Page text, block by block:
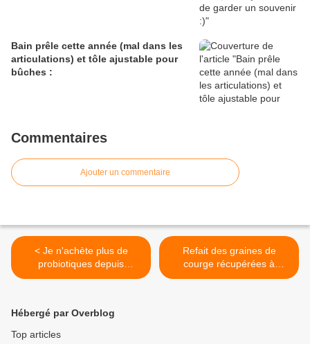
Bain prêle cette année (mal dans les
articulations) et tôle ajustable pour
bûches :
Commentaires
Ajouter un commentaire
< Je n'achète plus de
probiotiques depuis
longtemps :
Refait des graines de
courge récupérées à
grignoter : >
Hébergé par Overblog
Top articles